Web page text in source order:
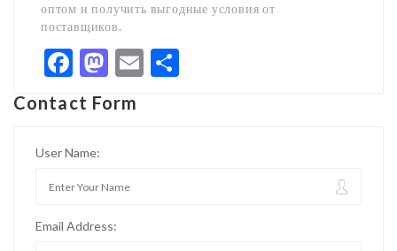
оптом и получить выгодные условия от
поставщиков.
Facebook
Mastodon
Email
Contact Form
User Name:
Email Address: